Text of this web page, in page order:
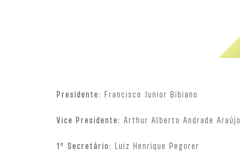
Presidente: Francisco Junior Bibiano
Vice Presidente: Arthur Alberto Andrade Araújo
1º Secretário: Luiz Henrique Pegorer